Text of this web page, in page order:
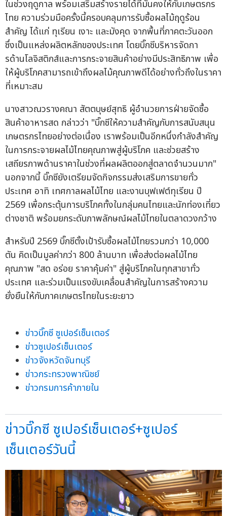
ในช่วงฤดูกาล พร้อมเสริมสร้างรายได้ที่มั่นคงให้กับเกษตรกร
ไทย ความร่วมมือครั้งนี้ครอบคลุมการรับซื้อผลไม้ฤดูร้อน
สำคัญ ได้แก่ ทุเรียน เงาะ และมังคุด จากพื้นที่ภาคตะวันออก
ซึ่งเป็นแหล่งผลิตหลักของประเทศ โดยบิ๊กซีบริหารจัดกา
รด้านโลจิสติกส์และการกระจายสินค้าอย่างมีประสิทธิภาพ เพื่อ
ให้ผู้บริโภคสามารถเข้าถึงผลไม้คุณภาพดีได้อย่างทั่วถึงในราคา
ที่เหมาะสม
นางสาวณวรางคณา สัตตบุษย์สุทธิ ผู้อำนวยการฝ่ายจัดซื้อ
สินค้าอาหารสด กล่าวว่า "บิ๊กซีให้ความสำคัญกับการสนับสนุน
เกษตรกรไทยอย่างต่อเนื่อง เราพร้อมเป็นอีกหนึ่งกำลังสำคัญ
ในการกระจายผลไม้ไทยคุณภาพสู่ผู้บริโภค และช่วยสร้าง
เสถียรภาพด้านราคาในช่วงที่ผลผลิตออกสู่ตลาดจำนวนมาก"
นอกจากนี้ บิ๊กซียังเตรียมจัดกิจกรรมส่งเสริมการขายทั่ว
ประเทศ อาทิ เทศกาลผลไม้ไทย และงานบุฟเฟต์ทุเรียน ปี
2569 เพื่อกระตุ้นการบริโภคทั้งในกลุ่มคนไทยและนักท่องเที่ยว
ต่างชาติ พร้อมยกระดับภาพลักษณ์ผลไม้ไทยในตลาดวงกว้าง
สำหรับปี 2569 บิ๊กซีตั้งเป้ารับซื้อผลไม้ไทยรวมกว่า 10,000
ตัน คิดเป็นมูลค่ากว่า 800 ล้านบาท เพื่อส่งต่อผลไม้ไทย
คุณภาพ "สด อร่อย ราคาคุ้มค่า" สู่ผู้บริโภคในทุกสาขาทั่ว
ประเทศ และร่วมเป็นแรงขับเคลื่อนสำคัญในการสร้างความ
ยั่งยืนให้กับภาคเกษตรไทยในระยะยาว
ข่าวบิ๊กซี ซูเปอร์เซ็นเตอร์
ข่าวซูเปอร์เซ็นเตอร์
ข่าวจังหวัดจันทบุรี
ข่าวกระทรวงพาณิชย์
ข่าวกรมการค้าภายใน
ข่าวบิ๊กซี ซูเปอร์เซ็นเตอร์+ซูเปอร์
เซ็นเตอร์วันนี้